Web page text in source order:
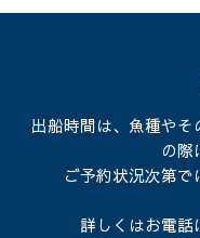
出船時間は、魚種や
の際
ご予約状況次第で
詳しくはお電話